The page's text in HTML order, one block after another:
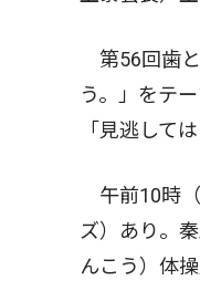
第56回歯と
う。」をテ
「見逃して
午前10時（
ズ）あり。
んこう）体